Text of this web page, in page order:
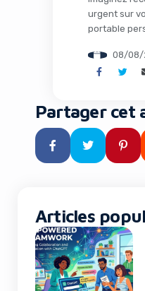
urgent sur
portable
un problème
l’accès à un
tard, vos
MFA sont
exactement
employés de
08/08/
Partager cet
Articles